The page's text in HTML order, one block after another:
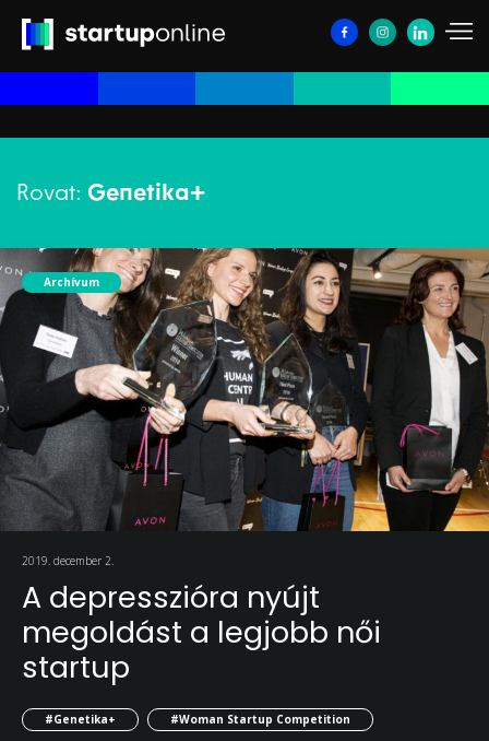
Rovat: Genetika+
Archívum
2019. december 2.
A depresszióra nyújt
megoldást a legjobb női
startup
#Genetika+ #Woman Startup Competition